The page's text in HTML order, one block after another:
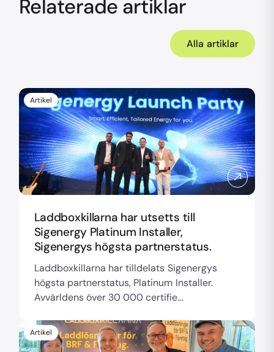
Relaterade artiklar
Alla artiklar
Artikel
Laddboxkillarna har utsetts till
Sigenergy Platinum Installer,
Sigenergys högsta partnerstatus.
Laddboxkillarna har tilldelats Sigenergys
högsta partnerstatus, Platinum Installer.
Avvärldens över 30 000 certifie...
Artikel